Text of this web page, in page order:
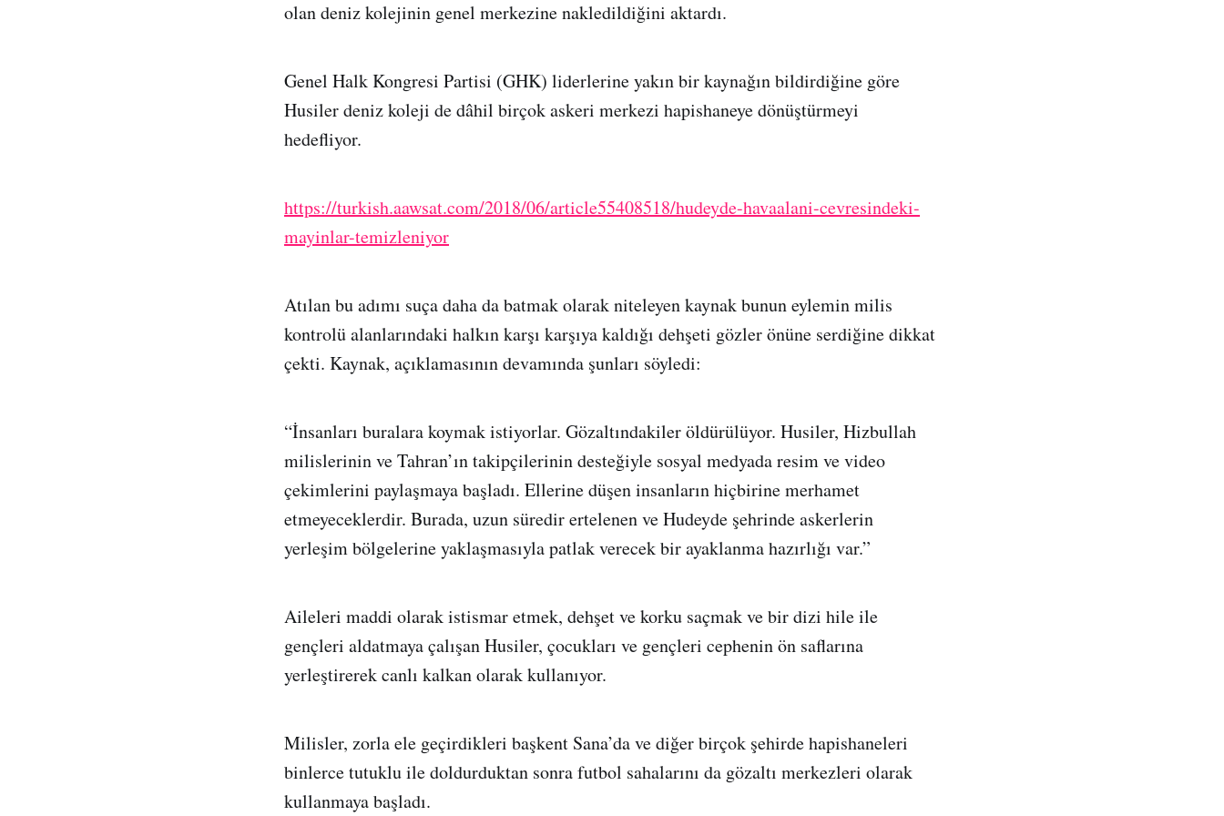
olan deniz kolejinin genel merkezine nakledildiğini aktardı.
Genel Halk Kongresi Partisi (GHK) liderlerine yakın bir kaynağın bildirdiğine göre
Husiler deniz koleji de dâhil birçok askeri merkezi hapishaneye dönüştürmeyi
hedefliyor.
https://turkish.aawsat.com/2018/06/article55408518/hudeyde-havaalani-cevresindeki-
mayinlar-temizleniyor
Atılan bu adımı suça daha da batmak olarak niteleyen kaynak bunun eylemin milis
kontrolü alanlarındaki halkın karşı karşıya kaldığı dehşeti gözler önüne serdiğine dikkat
çekti. Kaynak, açıklamasının devamında şunları söyledi:
“İnsanları buralara koymak istiyorlar. Gözaltındakiler öldürülüyor. Husiler, Hizbullah
milislerinin ve Tahran’ın takipçilerinin desteğiyle sosyal medyada resim ve video
çekimlerini paylaşmaya başladı. Ellerine düşen insanların hiçbirine merhamet
etmeyeceklerdir. Burada, uzun süredir ertelenen ve Hudeyde şehrinde askerlerin
yerleşim bölgelerine yaklaşmasıyla patlak verecek bir ayaklanma hazırlığı var.”
Aileleri maddi olarak istismar etmek, dehşet ve korku saçmak ve bir dizi hile ile
gençleri aldatmaya çalışan Husiler, çocukları ve gençleri cephenin ön saflarına
yerleştirerek canlı kalkan olarak kullanıyor.
Milisler, zorla ele geçirdikleri başkent Sana’da ve diğer birçok şehirde hapishaneleri
binlerce tutuklu ile doldurduktan sonra futbol sahalarını da gözaltı merkezleri olarak
kullanmaya başladı.